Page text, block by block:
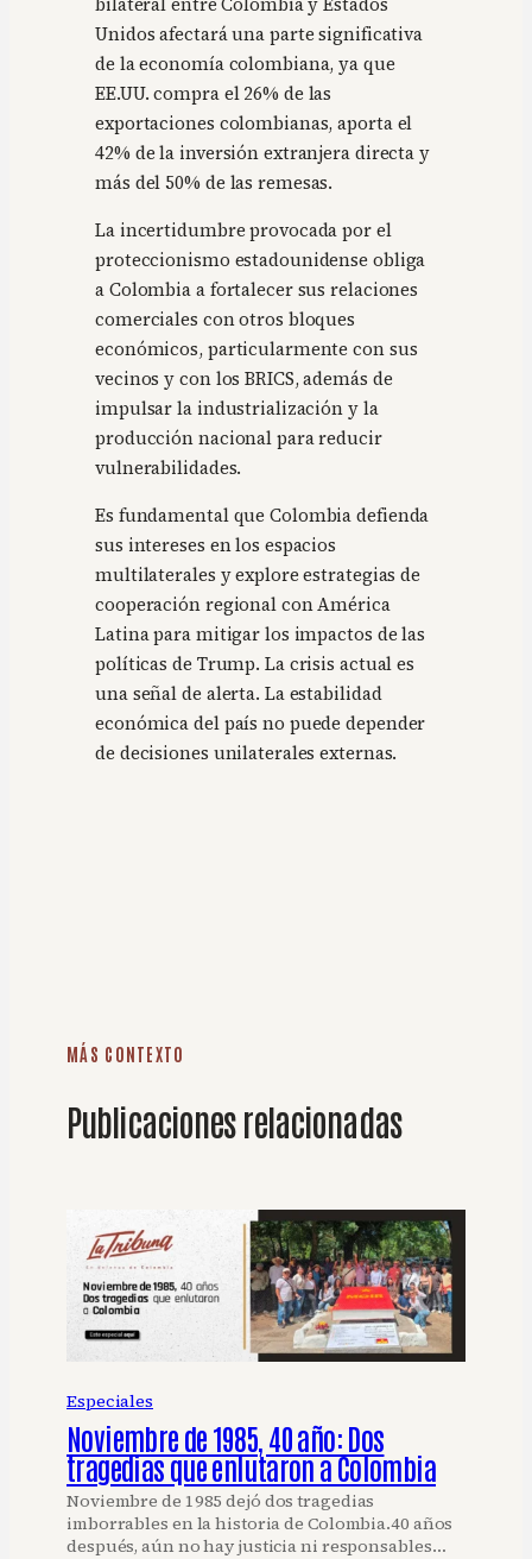
Unidos afectará una parte significativa
de la economía colombiana, ya que
EE.UU. compra el 26% de las
exportaciones colombianas, aporta el
42% de la inversión extranjera directa y
más del 50% de las remesas.
La incertidumbre provocada por el
proteccionismo estadounidense obliga
a Colombia a fortalecer sus relaciones
comerciales con otros bloques
económicos, particularmente con sus
vecinos y con los BRICS, además de
impulsar la industrialización y la
producción nacional para reducir
vulnerabilidades.
Es fundamental que Colombia defienda
sus intereses en los espacios
multilaterales y explore estrategias de
cooperación regional con América
Latina para mitigar los impactos de las
políticas de Trump. La crisis actual es
una señal de alerta. La estabilidad
económica del país no puede depender
de decisiones unilaterales externas.
MÁS CONTEXTO
Publicaciones relacionadas
Especiales
Noviembre de 1985, 40 año: Dos
tragedias que enlutaron a Colombia
Noviembre de 1985 dejó dos tragedias
imborrables en la historia de Colombia.40 años
después, aún no hay justicia ni responsables…